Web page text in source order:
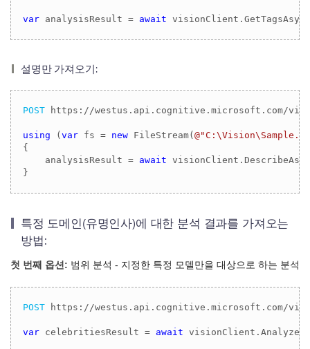
var analysisResult = await
설명만 가져오기:
POST https://westus.api.cognitive.microsoft.com/
using (var fs = new FileStream(
{
    analysisResult =
await
}
특정 도메인(유명인사)에 대한 분석 결과를 가져오는
방법:
첫 번째 옵션: 범위 분석 - 지정한 특정 모델만을 대상으로 하는 분석
POST https://westus.api.cognitive.microsoft.com/
var celebritiesResult = await